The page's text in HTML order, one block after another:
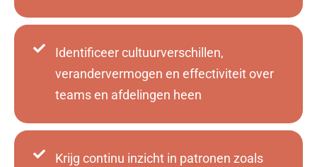
Identificeer cultuurverschillen,
verandervermogen en effectiviteit over
teams en afdelingen heen
Krijg continu inzicht in patronen zoals